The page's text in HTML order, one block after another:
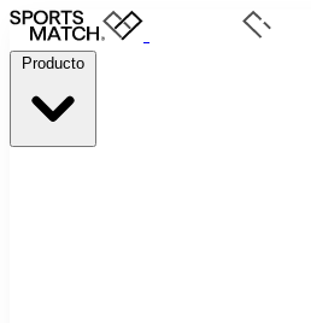
Producto